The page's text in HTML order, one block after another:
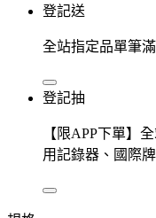
登記送
全站指定品單筆
登記抽
【限APP下單】
用記錄器、國際